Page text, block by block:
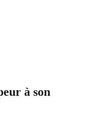
à son